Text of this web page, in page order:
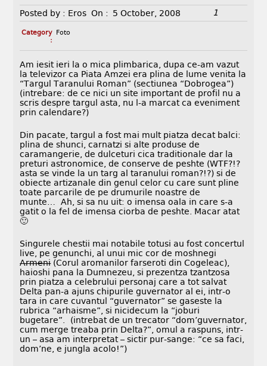
Posted by : Eros On : 5 October, 2008 1
Category
:
Foto
Am iesit ieri la o mica plimbarica, dupa ce-am vazut
la televizor ca Piata Amzei era plina de lume venita la
“Targul Taranului Roman” (sectiunea “Dobrogea”)
(intrebare: de ce nici un site important de profil nu a
scris despre targul asta, nu l-a marcat ca eveniment
prin calendare?)
Din pacate, targul a fost mai mult piatza decat balci:
plina de shunci, carnatzi si alte produse de
caramangerie, de dulceturi cica traditionale dar la
preturi astronomice, de conserve de peshte (WTF?!?
asta se vinde la un targ al taranului roman?!?) si de
obiecte artizanale din genul celor cu care sunt pline
toate parcarile de pe drumurile noastre de
munte… Ah, si sa nu uit: o imensa oala in care s-a
gatit o la fel de imensa ciorba de peshte. Macar atat
🙂
Singurele chestii mai notabile totusi au fost concertul
live, pe genunchi, al unui mic cor de moshnegi
Armeni(Corul aromanilor farseroti din Cogeleac),
haioshi pana la Dumnezeu, si prezentza tzantzosa
prin piatza a celebrului personaj care a tot salvat
Delta pan-a ajuns chipurile guvernator al ei, intr-o
tara in care cuvantul “guvernator” se gaseste la
rubrica “arhaisme”, si nicidecum la “joburi
bugetare”. (intrebat de un trecator “dom’guvernator,
cum merge treaba prin Delta?”, omul a raspuns, intr-
un – asa am interpretat – sictir pur-sange: “ce sa faci,
dom’ne, e jungla acolo!”)